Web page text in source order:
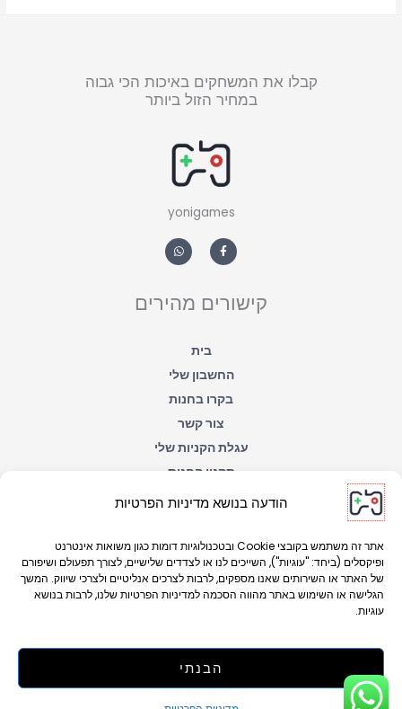
הודעה בנושא מדיניות הפרטיות
אתר זה משתמש בקובצי Cookie ובטכנולוגיות דומות כגון משואות אינטרנט
ופיקסלים (ביחד: "עוגיות"), השייכים לנו או לצדדים שלישיים, לצורך תפעולם ושיפורם
של האתר או השירותים שאנו מספקים, לרבות לצרכים אנליטיים ולצרכי שיווק. המשך
הגלישה או השימוש באתר מהווה הסכמה למדיניות הפרטיות שלנו, לרבות בנושא
עוגיות.
הבנתי
קבלו את המשחקים באיכות הכי גבוה
במחיר הזול ביותר
yonigames
a
c
e
o
h
a
t
p
p
קישורים מהירים
בית
החשבון שלי
בקרו בחנות
צור קשר
עגלת הקניות שלי
תקנון החנות
Copyright © 2026 YoniGames